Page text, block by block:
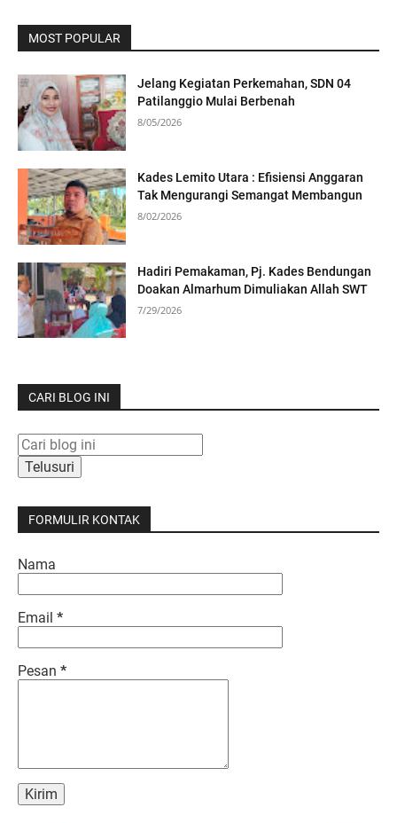
MOST POPULAR
Jelang Kegiatan Perkemahan, SDN 04
Patilanggio Mulai Berbenah
8/05/2026
Kades Lemito Utara : Efisiensi Anggaran
Tak Mengurangi Semangat Membangun
8/02/2026
Hadiri Pemakaman, Pj. Kades Bendungan
Doakan Almarhum Dimuliakan Allah SWT
7/29/2026
CARI BLOG INI
FORMULIR KONTAK
Nama
Email *
Pesan *